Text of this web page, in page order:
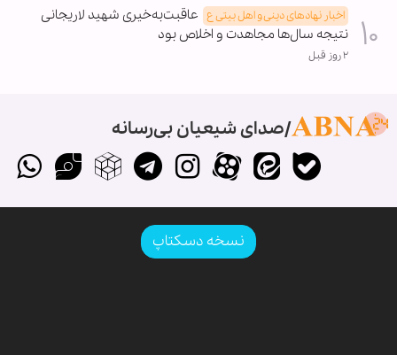
اخبار نهادهای دینی و اهل بیتی ع عاقبت‌به‌خیری شهید لاریجانی
نتیجه سال‌ها مجاهدت و اخلاص بود
۲ روز قبل
صدای شیعیان بی‌رسانه
نسخه دسکتاپ